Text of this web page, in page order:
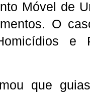
Móvel de
O
e
que